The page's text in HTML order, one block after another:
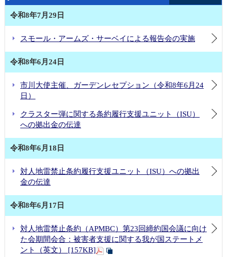
令和8年7月29日
スモール・アームズ・サーベイによる報告会の実施
令和8年6月24日
市川大使主催、ガーデンレセプション（令和8年6月24
日）
クラスター弾に関する条約履行支援ユニット（ISU）
への拠出金の伝達
令和8年6月18日
対人地雷禁止条約履行支援ユニット（ISU）への拠出
金の伝達
令和8年6月17日
対人地雷禁止条約（APMBC）第23回締約国会議に向け
た会期間会合：被害者支援に関する我が国ステートメ
ント（英文） [157KB]